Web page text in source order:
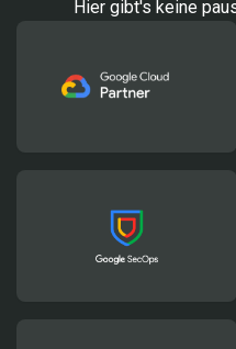
Hier gibt's keine